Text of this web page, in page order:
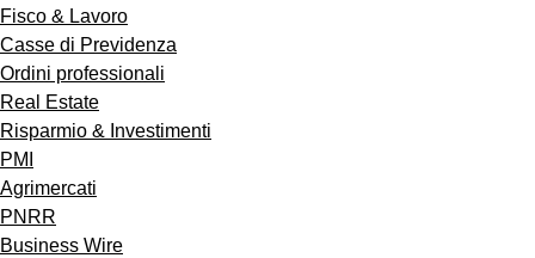
Fisco & Lavoro
Casse di Previdenza
Ordini professionali
Real Estate
Risparmio & Investimenti
PMI
Agrimercati
PNRR
Business Wire